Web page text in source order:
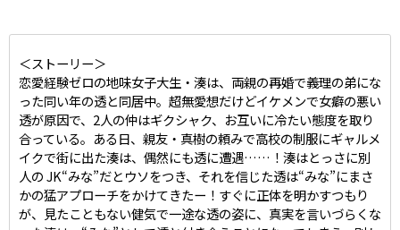
＜ストーリー＞
恋愛経験ゼロの地味女子大生・湊は、両親の再婚で義理の弟にな
った同い年の透と同居中。超無愛想だけどイケメンで女癖の悪い
透が原因で、2人の仲はギクシャク、お互いに冷たい態度を取り
合っている。ある日、親友・真樹の頼みで高校の制服にギャルメ
イクで街に出た湊は、偶然にも透に遭遇……！湊はとっさに別
人の JK“みな”だとウソをつき、それを信じた透は“みな”にまさ
かの猛アプローチをかけてきたー！すぐに正体を明かすつもり
が、見たこともない健気で一途な透の姿に、真実を言いづらくな